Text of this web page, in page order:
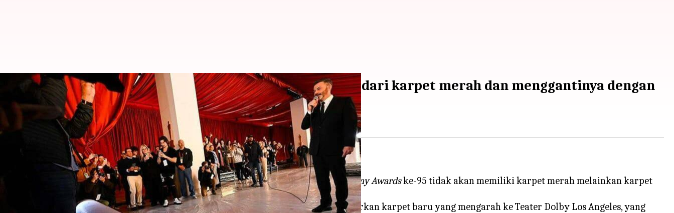
Oscar 2023: Mendobrak tradisi berusia puluhan tahun dari karpet merah dan menggantinya dengan
'warna sampanye'
Handoko Mar 13, 2023 12:11 pm
Apa ceritanya
Karpet merah Oscar tidak akan berwarna sama tahun ini!
Ya, Anda mendengarnya dengan benar! Mematahkan tradisi puluhan tahun,Academy Awardske-95 tidak akan memiliki karpet merah melainkan karpet
"berwarna sampanye".
Menjelang upacara penghargaan terbesar dan paling bergengsi, Akademi meluncurkan karpet baru yang mengarah ke Teater Dolby Los Angeles, yang